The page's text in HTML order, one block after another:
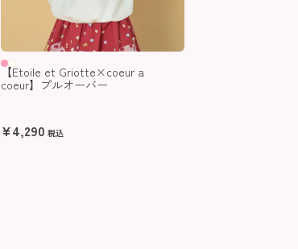
【Etoile et Griotte×coeur a
coeur】プルオーバー
¥4,290 税込